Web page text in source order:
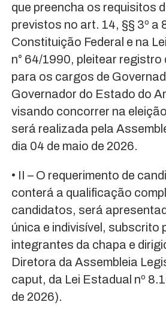
que preencha os requisitos
previstos no art. 14, §§ 3º a
Constituição Federal e na
n° 64/1990, pleitear registro
para os cargos de
Governador do Estado do
visando concorrer na
será realizada pela
dia 04 de maio de 2026.
• II – O requerimento de
conterá a qualificação
candidatos, será
única e indivisível, subscrito
integrantes da chapa e
Diretora da Assembleia
caput, da Lei Estadual nº
de 2026).